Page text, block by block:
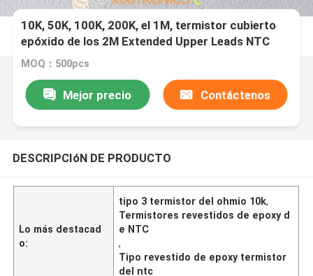
10K, 50K, 100K, 200K, el 1M, termistor cubierto
epóxido de los 2M Extended Upper Leads NTC
MOQ：500pcs
Mejor precio Contáctenos
DESCRIPCIóN DE PRODUCTO
Lo más destacad
o:
tipo 3 termistor del ohmio 10k,
Termistores revestidos de epoxy d
e NTC
,
Tipo revestido de epoxy termistor
del ntc